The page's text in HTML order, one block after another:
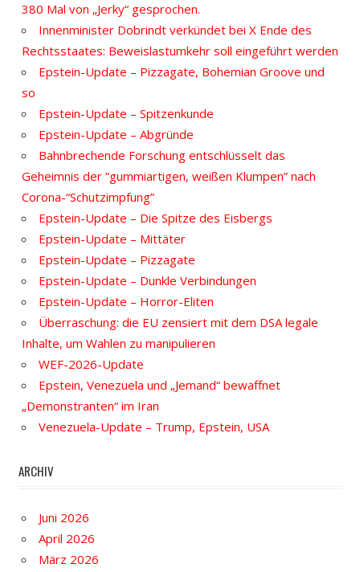
380 Mal von „Jerky“ gesprochen.
Innenminister Dobrindt verkündet bei X Ende des
Rechtsstaates: Beweislastumkehr soll eingeführt werden
Epstein-Update – Pizzagate, Bohemian Groove und
so
Epstein-Update – Spitzenkunde
Epstein-Update – Abgründe
Bahnbrechende Forschung entschlüsselt das
Geheimnis der “gummiartigen, weißen Klumpen” nach
Corona-“Schutzimpfung”
Epstein-Update – Die Spitze des Eisbergs
Epstein-Update – Mittäter
Epstein-Update – Pizzagate
Epstein-Update – Dunkle Verbindungen
Epstein-Update – Horror-Eliten
Überraschung: die EU zensiert mit dem DSA legale
Inhalte, um Wahlen zu manipulieren
WEF-2026-Update
Epstein, Venezuela und „Jemand“ bewaffnet
„Demonstranten“ im Iran
Venezuela-Update – Trump, Epstein, USA
ARCHIV
Juni 2026
April 2026
März 2026